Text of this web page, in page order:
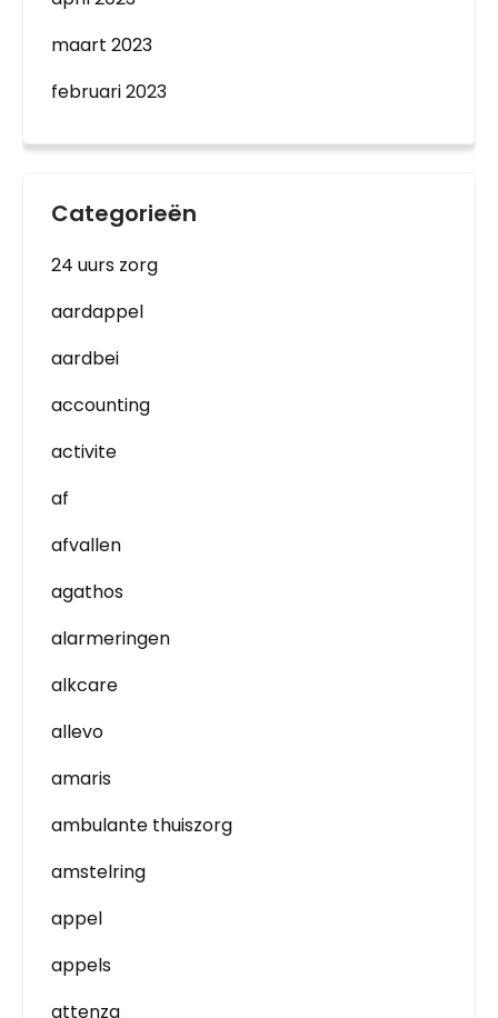
maart 2023
februari 2023
Categorieën
24 uurs zorg
aardappel
aardbei
accounting
activite
af
afvallen
agathos
alarmeringen
alkcare
allevo
amaris
ambulante thuiszorg
amstelring
appel
appels
attenza